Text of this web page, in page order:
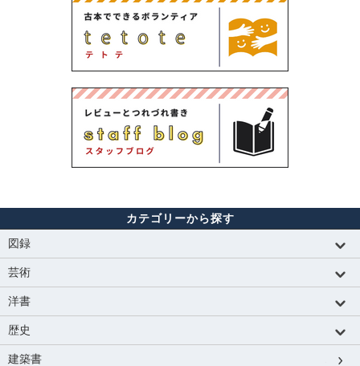
カテゴリーから探す
図録
芸術
洋書
歴史
建築書